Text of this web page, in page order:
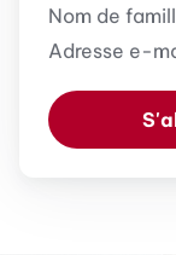
Nom de
Adresse e-